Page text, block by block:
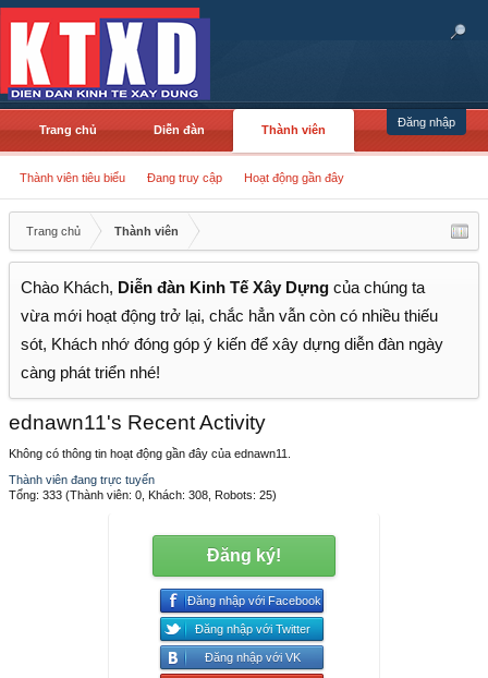
Đăng nhập
Trang chủ Diễn đàn Thành viên
Thành viên tiêu biểu Đang truy cập Hoạt động gần đây
Trang chủ Thành viên
Chào Khách, Diễn đàn Kinh Tế Xây Dựng của chúng ta
vừa mới hoạt động trở lại, chắc hẳn vẫn còn có nhiều thiếu
sót, Khách nhớ đóng góp ý kiến để xây dựng diễn đàn ngày
càng phát triển nhé!
ednawn11's Recent Activity
Không có thông tin hoạt động gần đây của ednawn11.
Thành viên đang trực tuyến
Tổng: 333 (Thành viên: 0, Khách: 308, Robots: 25)
Đăng ký!
Đăng nhập với Facebook
Đăng nhập với Twitter
Đăng nhập với VK